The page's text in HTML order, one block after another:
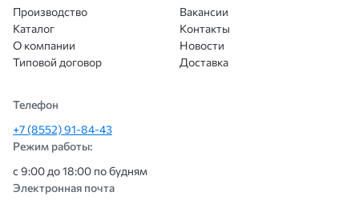
Производство
Каталог
О компании
Типовой договор
Вакансии
Контакты
Новости
Доставка
Телефон
+7 (8552) 91-84-43
Режим работы:
с 9:00 до 18:00 по будням
Электронная почта